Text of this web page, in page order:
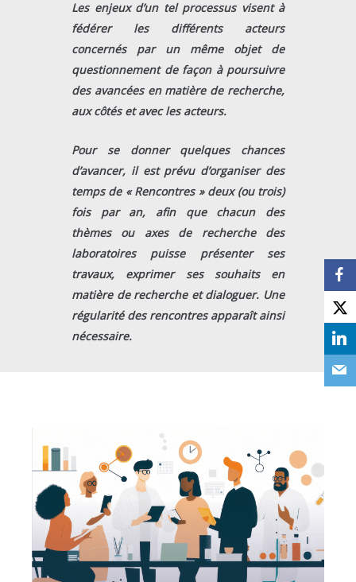
Les enjeux d’un tel processus visent à
fédérer les différents acteurs
concernés par un même objet de
questionnement de façon à poursuivre
des avancées en matière de recherche,
aux côtés et avec les acteurs.
Pour se donner quelques chances
d’avancer, il est prévu d’organiser des
temps de « Rencontres » deux (ou trois)
fois par an, afin que chacun des
thèmes ou axes de recherche des
laboratoires puisse présenter ses
travaux, exprimer ses souhaits en
matière de recherche et dialoguer. Une
régularité des rencontres apparaît ainsi
nécessaire.